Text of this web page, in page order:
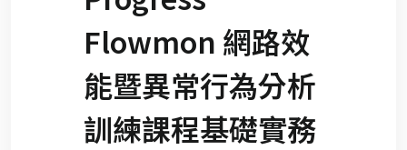
Flowmon 網路效
能暨異常行為分析
訓練課程基礎實務